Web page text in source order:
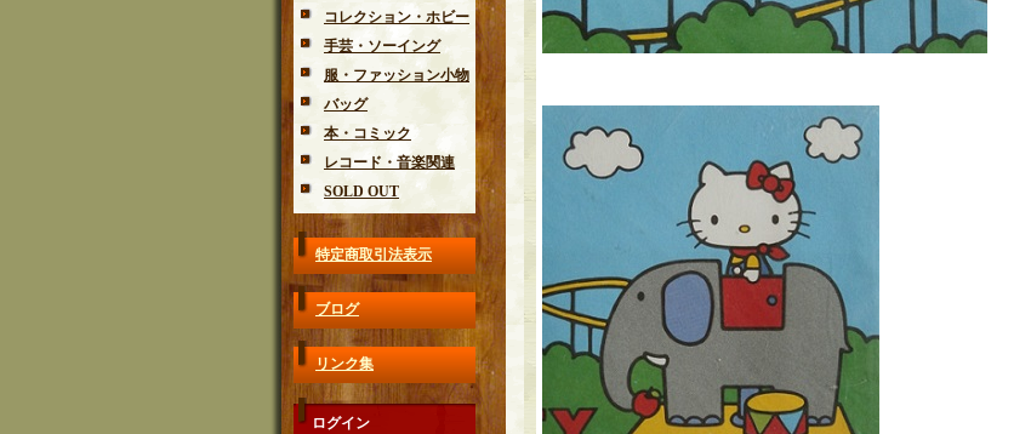
コレクション・ホビー
手芸・ソーイング
服・ファッション小物
バッグ
本・コミック
レコード・音楽関連
SOLD OUT
特定商取引法表示
ブログ
リンク集
ログイン